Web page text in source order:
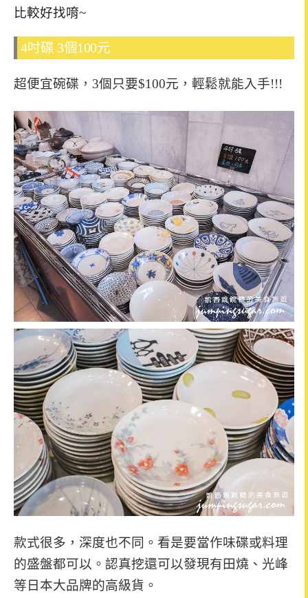
比較好找唷~
4吋碟 3個100元
超便宜碗碟，3個只要$100元，輕鬆就能入手!!!
款式很多，深度也不同。看是要當作味碟或料理
的盛盤都可以。 認真挖還可以發現有田燒、光峰
等日本大品牌的高級貨。